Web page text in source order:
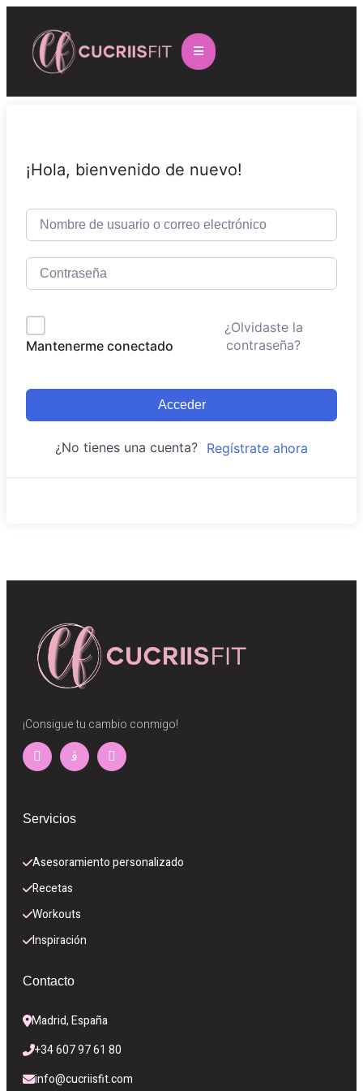
¡Hola, bienvenido de nuevo!
Mantenerme conectado
¿Olvidaste la
contraseña?
Acceder
¿No tienes una cuenta? Regístrate ahora
¡Consigue tu cambio conmigo!
Servicios
Asesoramiento personalizado
Recetas
Workouts
Inspiración
Contacto
Madrid, España
+34 607 97 61 80
info@cucriisfit.com